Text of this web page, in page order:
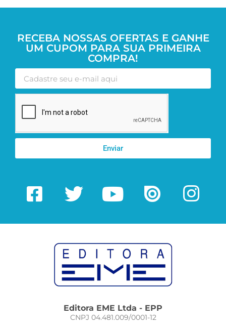
RECEBA NOSSAS OFERTAS E GANHE
UM CUPOM PARA SUA PRIMEIRA
COMPRA!
Enviar
Editora EME Ltda - EPP
CNPJ 04.481.009/0001-12